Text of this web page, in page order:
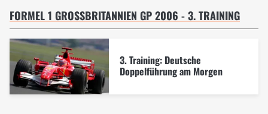
FORMEL 1 GROSSBRITANNIEN GP 2006 - 3. TRAINING
3. Training: Deutsche
Doppelführung am Morgen